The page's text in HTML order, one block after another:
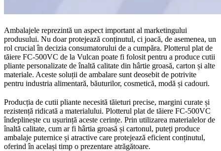
Ambalajele reprezintă un aspect important al marketingului
produsului. Nu doar protejează conținutul, ci joacă, de asemenea, un
rol crucial în decizia consumatorului de a cumpăra. Plotterul plat de
tăiere FC-500VC de la Vulcan poate fi folosit pentru a produce cutii
pliante personalizate de înaltă calitate din hârtie groasă, carton și alte
materiale. Aceste soluții de ambalare sunt deosebit de potrivite
pentru industria alimentară, băuturilor, cosmetică, modă și cadouri.
Producția de cutii pliante necesită tăieturi precise, margini curate și
rezistență ridicată a materialului. Plotterul plat de tăiere FC-500VC
îndeplinește cu ușurință aceste cerințe. Prin utilizarea materialelor de
înaltă calitate, cum ar fi hârtia groasă și cartonul, puteți produce
ambalaje puternice și atractive care protejează eficient conținutul,
oferind în același timp o prezentare atrăgătoare.